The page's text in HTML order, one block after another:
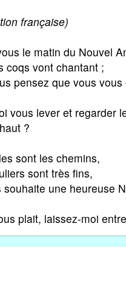
française)
le matin du Nouvel
coqs vont chantant ;
pensez que vous
vous lever et regarder
?
sont les chemins,
sont très fins,
souhaite une heureuse
plait, laissez-moi